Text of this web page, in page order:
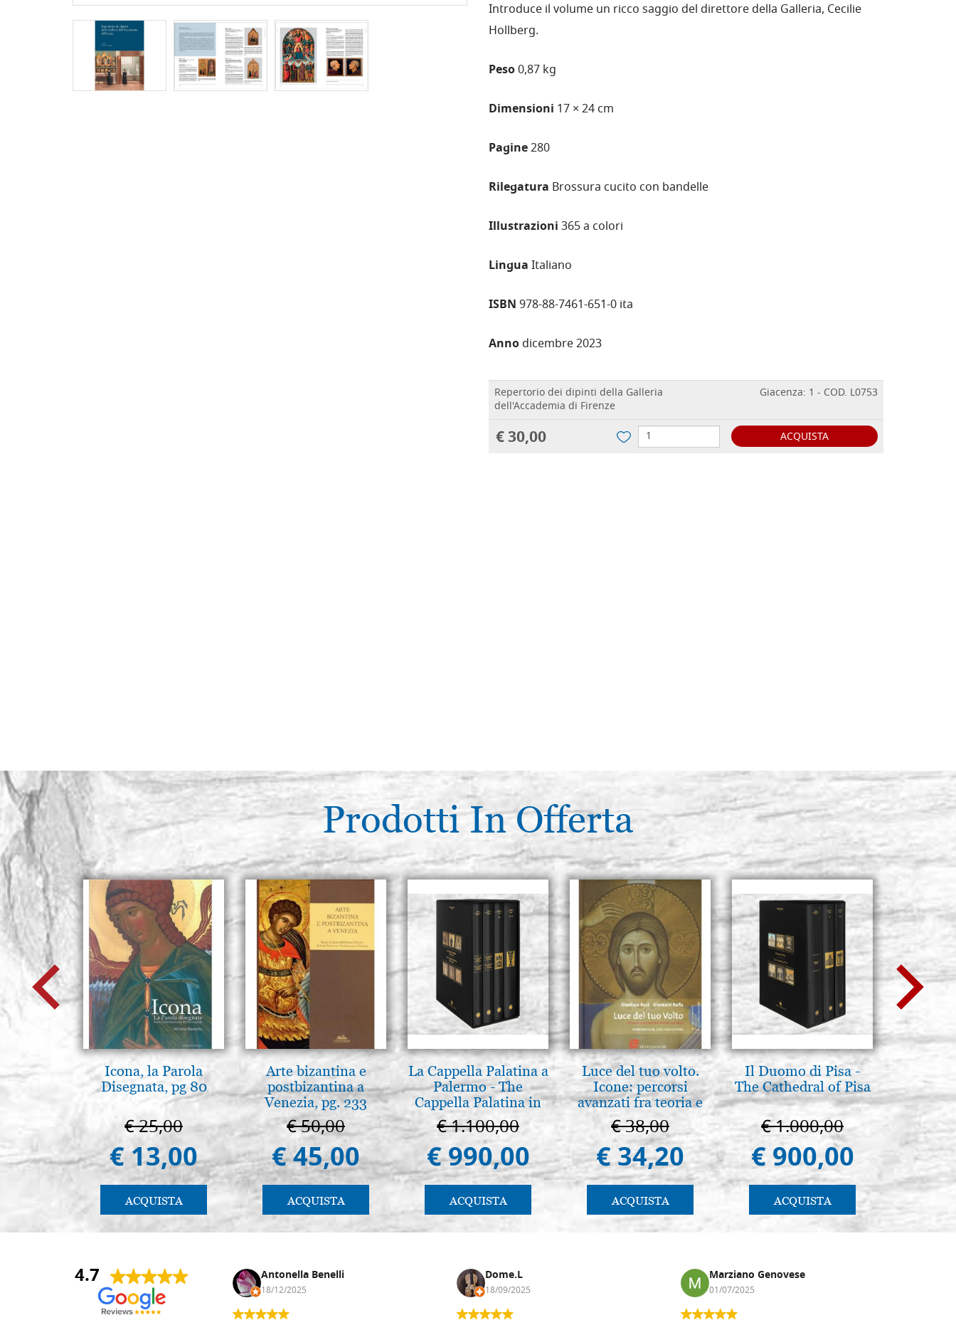
Introduce il volume un ricco saggio del direttore della Galleria, Cecilie
Hollberg.
Peso0,87 kg
Dimensioni 17 × 24 cm
Pagine280
Rilegatura Brossura cucito con bandelle
Illustrazioni365 a colori
LinguaItaliano
ISBN978-88-7461-651-0 ita
Annodicembre 2023
Repertorio dei dipinti della Galleria
dell'Accademia di Firenze
Giacenza: 1 - COD. L0753
€ 30,00 ACQUISTA
Prodotti In Offerta
Icona, la Parola
Disegnata, pg 80
€ 25,00
€ 13,00
ACQUISTA
Arte bizantina e
postbizantina a
Venezia, pg. 233
€ 50,00
€ 45,00
ACQUISTA
La Cappella Palatina a
Palermo - The
Cappella Palatina in
Palermo
€ 1.100,00
€ 990,00
ACQUISTA
Luce del tuo volto.
Icone: percorsi
avanzati fra teoria e
pratica. pg. 430
€ 38,00
€ 34,20
ACQUISTA
Il Duomo di Pisa -
The Cathedral of Pisa
€ 1.000,00
€ 900,00
ACQUISTA
Brenn-
€
€
4.7
Andrea Monguzzi Antonella Benelli
18/12/2025
Dome.L
18/09/2025
Marziano Genovese
01/07/2025